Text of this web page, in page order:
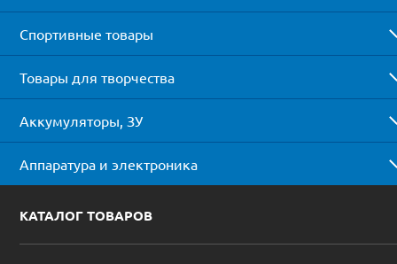
Спортивные товары
Товары для творчества
Аккумуляторы, ЗУ
Аппаратура и электроника
КАТАЛОГ ТОВАРОВ